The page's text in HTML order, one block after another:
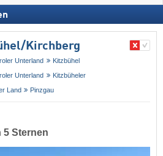
​Kirchberg
Unterland
Kitzbühel
Unterland
Kitzbüheler
Land Pinzgau
5 Sternen